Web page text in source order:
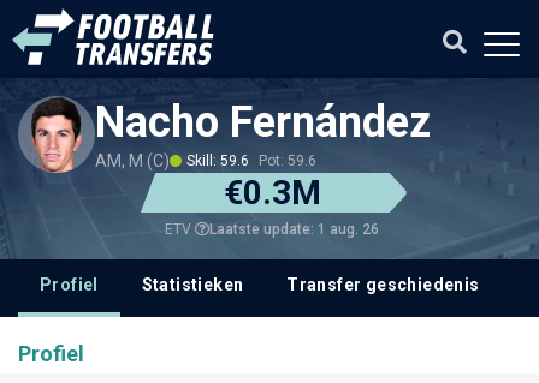
Nacho Fernández
AM, M (C) Skill: 59.6 Pot: 59.6
€0.3M
ETV Laatste update: 1 aug. 26
Profiel Statistieken Transfer geschiedenis
Profiel